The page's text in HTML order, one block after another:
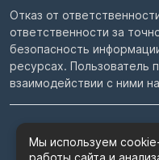
Отказ от
ответственности за
безопасность
ресурсах. Пользователь
взаимодействии с ними
Мы используем
работы сайта и